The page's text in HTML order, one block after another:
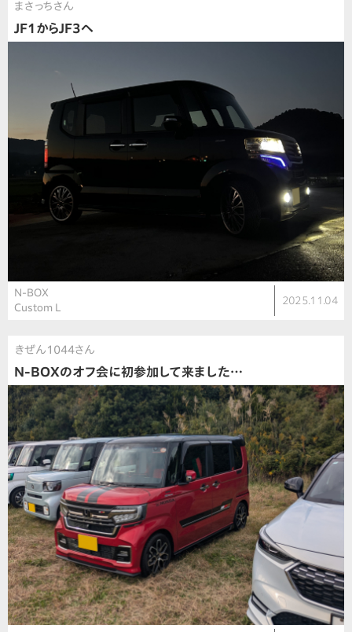
まさっちさん
JF1からJF3へ
N-BOX
Custom L
2025.11.04
きぜん1044さん
N-BOXのオフ会に初参加して来ました…